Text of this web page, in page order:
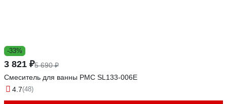
-33%
3 821 ₽5 690 ₽
Смеситель для ванны РМС SL133-006E
4.7(48)